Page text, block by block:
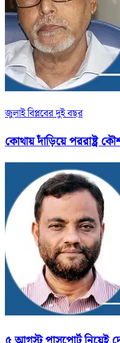
জুলাই বিপ্লবের দুই বছর
কোথায় দাঁড়িয়ে পররাষ্ট্র